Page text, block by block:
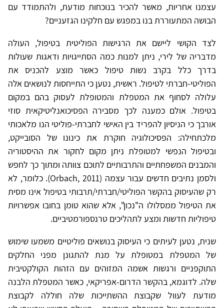
עצמנו אחריות, מאשר להכיר בנוכחות מודעת, ולהתמודד עם
הבושה המתעוררת בנו במפגש עם חלקינו הגזעניים?
לצד הקושי ליישם את הרגישות הפוליטית בטיפול, העולה
מדבריה של לירי, ניתן למנות כמה הסתייגויות ודאגות שעולות
בדרך כלל בקרב נשות טיפול כאשר מוצע להכניס את
הפוליטי-חברתי לטיפול. ראשית, נטען כי התייחסות לנושאים אלה
עלולה לסחוף את המטפלת והמטופלת לעסוק בהם במקום
בטיפול. אולם כמענה לכך מסבירה הפסיכואנליטיקאית סוזי
אורבך כי הניסיון להפריד בין האישי לחברתי-פוליטי הנו מלאכותי
מלכתחילה: הפסיכולוגיה חוקרת את כינונו של הסובייקט,
ובטיפול הנפשי למטופלת ניתן מקום לחקור את ההיסטוריה
והמבנים המשפחתיים והתרבותיים לתוכם צוותה ומתוך כך לחפש
ולסמן נתיבים חדשים עבור עצמה (Orbach, 2011). כלומר, לא
רק שהעיסוק בהקשר הפוליטי/חברתי/תרבותי בטיפול אינו מסית
את הטיפול ממסלולו ה"נכון", אלא שהוא טומן בחובו אפשרויות
טיפוליות חדשות ומצע לתהליכים טרנספורמטיביים.
שנית, נטען לעיתים כי העיסוק בנושאים פוליטיים משמעו שימוש
של המטפלת במטופלת על מנת להתגונן מפני החלקים
התוקפניים ורגשות אשמה המזוהים עם הזהות הקולקטיבית
שלה. לדוגמא, בהקשר הדרום-אפריקאי, כאשר המטפלת הלבנה
מודעת לעוול שקבוצת ההשתייכות שלה חוללה לקבוצת